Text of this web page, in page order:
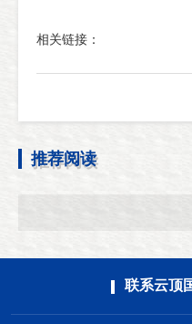
相关链接：
推荐阅读
联系云顶